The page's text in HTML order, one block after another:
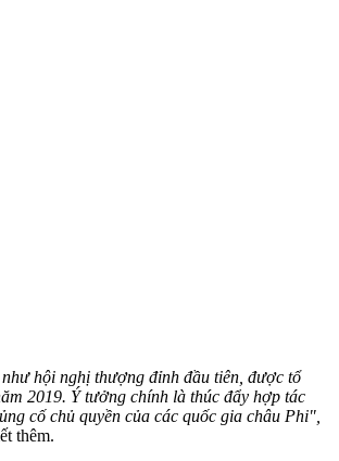
hội nghị thượng đỉnh đầu tiên, được tổ
2019. Ý tưởng chính là thúc đẩy hợp tác
cố chủ quyền của các quốc gia châu Phi",
thêm.